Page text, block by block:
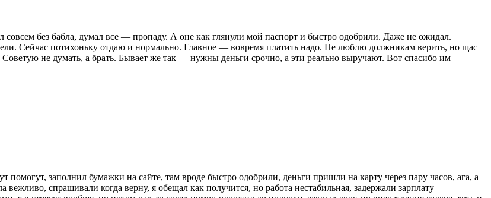
без бабла, думал все — пропаду. А оне как глянули мой паспорт и быстро одобрили. Даже не ожидал.
Сейчас потихоньку отдаю и нормально. Главное — вовремя платить надо. Не люблю должникам верить, но щас
не думать, а брать. Бывает же так — нужны деньги срочно, а эти реально выручают. Вот спасибо им
помогут, заполнил бумажки на сайте, там вроде быстро одобрили, деньги пришли на карту через пару часов, ага, а
спрашивали когда верну, я обещал как получится, но работа нестабильная, задержали зарплату —